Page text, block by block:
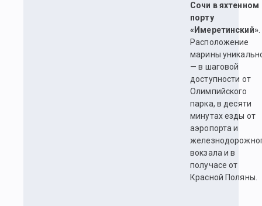
Сочи в яхтенном
порту
«Имеретинский».
Расположение
марины
— в шаговой
доступности от
Олимпийского
парка, в десяти
минутах езды от
аэропорта и
вокзала и в
получасе от
Красной Поляны.